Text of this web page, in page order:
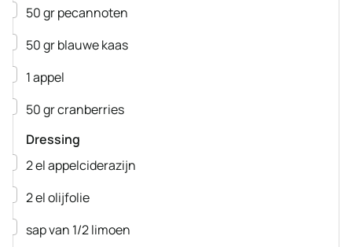
▢
50grpecannoten
▢
50grblauwe kaas
▢
1appel
▢
50grcranberries
Dressing
▢
2elappelciderazijn
▢
2elolijfolie
▢
sap van 1/2 limoen